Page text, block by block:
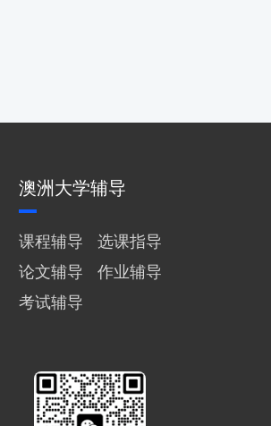
澳洲大学辅导
课程辅导
选课指导
论文辅导
作业辅导
考试辅导